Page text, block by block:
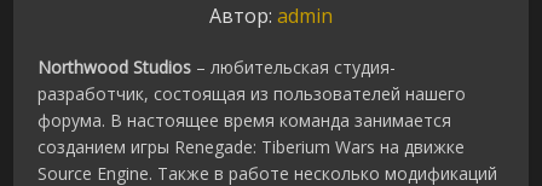
Автор: admin
Northwood Studios – любительская студия-
разработчик, состоящая из пользователей нашего
форума. В настоящее время команда занимается
созданием игры Renegade: Tiberium Wars на движке
Source Engine. Также в работе несколько модификаций